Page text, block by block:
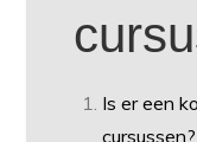
Is er een
cursussen?